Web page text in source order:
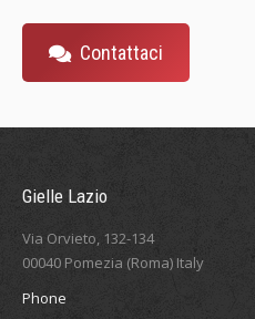
Contattaci
Gielle Lazio
Via Orvieto, 132-134
00040 Pomezia (Roma) Italy
Phone